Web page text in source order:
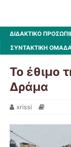
ΔΙΔΑΚΤΙΚΟ
ΣΥΝΤΑΚΤΙΚΗ
Το έθιμο
Δράμα
xrissi